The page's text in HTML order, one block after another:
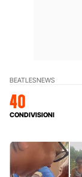
BEATLESNEWS
40
CONDIVISIONI